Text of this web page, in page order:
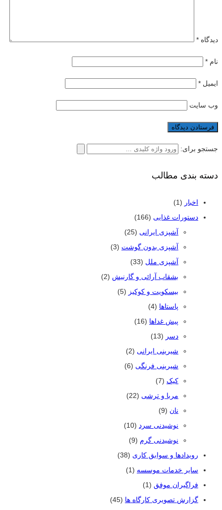
دیدگاه *
نام *
ایمیل *
وب‌ سایت
جستجو برای:
دسته بندی مطالب
اخبار (1)
دستورات غذایی (166)
آشپزی ایرانی (25)
آشپزی بدون گوشت (3)
آشپزی ملل (33)
بشقاب آرائی و گارنیش (2)
بیسکویت و کوکیز (5)
پاستاها (4)
پیش غداها (16)
دسر (13)
شیرینی ایرانی (2)
شیرینی فرنگی (6)
کیک (7)
مربا و ترشی (22)
نان (9)
نوشیدنی سرد (10)
نوشیدنی گرم (9)
رویدادها و سوابق کاری (38)
سایر خدمات موسسه (1)
فراگیران موفق (1)
گزارش تصویری کارگاه ها (45)